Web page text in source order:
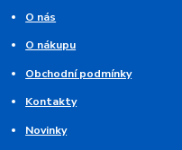
O nás
O nákupu
Obchodní podmínky
Kontakty
Novinky